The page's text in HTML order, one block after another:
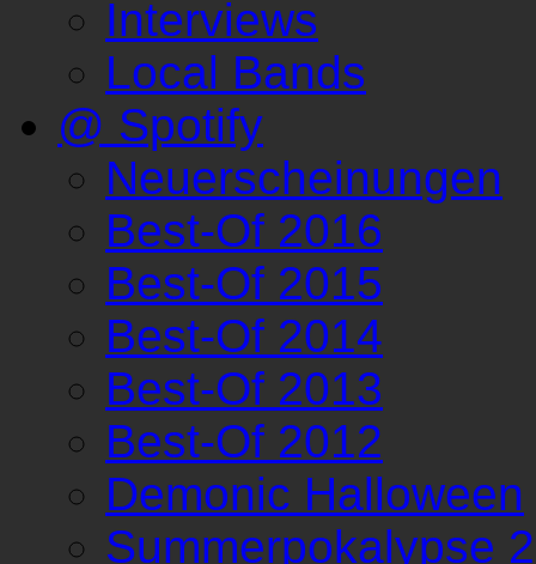
Interviews
Local Bands
@ Spotify
Neuerscheinungen
Best-Of 2016
Best-Of 2015
Best-Of 2014
Best-Of 2013
Best-Of 2012
Demonic Halloween
Summerpokalypse